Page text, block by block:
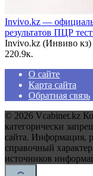
Invivo.kz —
результатов ПЦР
Invivo.kz (Инвиво
220.9к.
О сайте
Карта сайта
Обратная связь
© 2026 Vcabinet.kz
категорически
сайта. Информация,
справочный
источников